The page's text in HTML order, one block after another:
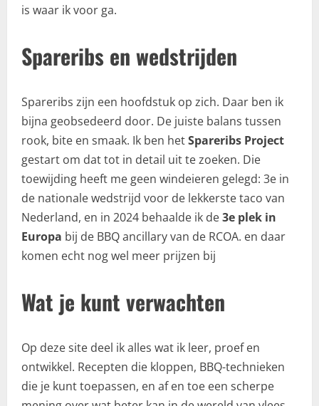
is waar ik voor ga.
Spareribs en wedstrijden
Spareribs zijn een hoofdstuk op zich. Daar ben ik
bijna geobsedeerd door. De juiste balans tussen
rook, bite en smaak. Ik ben hetSpareribs Project
gestart om dat tot in detail uit te zoeken. Die
toewijding heeft me geen windeieren gelegd: 3e in
de nationale wedstrijd voor de lekkerste taco van
Nederland, en in 2024 behaalde ik de3e plek in
Europa bij de BBQ ancillary van de RCOA. en daar
komen echt nog wel meer prijzen bij
Wat je kunt verwachten
Op deze site deel ik alles wat ik leer, proef en
ontwikkel. Recepten die kloppen, BBQ-technieken
die je kunt toepassen, en af en toe een scherpe